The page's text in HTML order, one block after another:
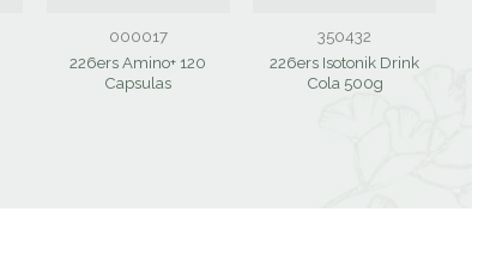
000017
226ers Amino+ 120
Capsulas
350432
226ers Isotonik Drink
Cola 500g